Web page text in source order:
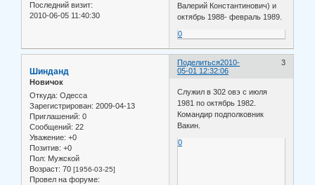
Последний визит:
2010-06-05 11:40:30
Валерий Константинович) и
октябрь 1988- февраль 1989.
0
Поделиться 3
2010-
05-01 12:32:06
Шинданд
Новичок
Откуда: Одесса
Зарегистрирован: 2009-04-13
Приглашений: 0
Сообщений: 22
Уважение: +0
Позитив: +0
Пол: Мужской
Возраст: 70 [1956-03-25]
Провел на форуме:
Служил в 302 овэ с июля
1981 по октябрь 1982.
Командир подполковник
Вакин.
0